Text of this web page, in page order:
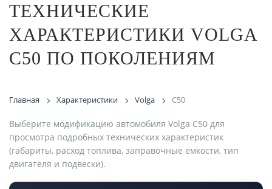
ТЕХНИЧЕСКИЕ
ХАРАКТЕРИСТИКИ VOLGA
C50 ПО ПОКОЛЕНИЯМ
Главная Характеристики Volga C50
Выберите модификацию автомобиля Volga C50 для
просмотра подробных технических характеристик
(габариты, расход топлива, заправочные емкости, тип
двигателя и подвески).